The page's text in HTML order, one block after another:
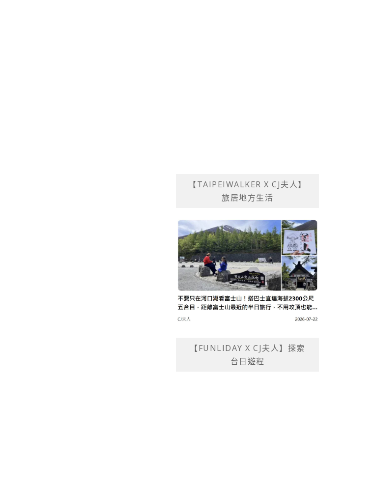
【TAIPEIWALKER X CJ夫人】
旅居地方生活
【FUNLIDAY X CJ夫人】探索
台日遊程